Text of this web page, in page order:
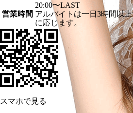
営業時間
20:00〜LAST
アルバイトは一日3時間以
に応じます。
スマホで見る